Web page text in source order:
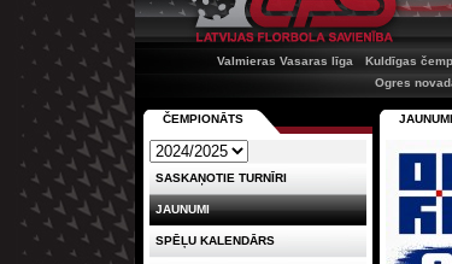
Valmieras Vasaras līga
Kuldīgas
Ogres
JAUNUMI
ČEMPIONĀTS
SASKAŅOTIE TURNĪRI
JAUNUMI
SPĒĻU KALENDĀRS